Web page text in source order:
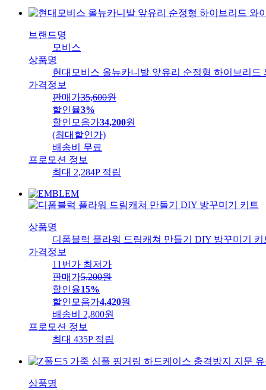
브랜드명
모비스
상품명
현대모비스 올뉴카니발 앞유리 순정형 하이브리드
가격정보
판매가35,600원
할인율3%
할인모음가34,200원
(최대할인가)
배송비
무료
프로모션 정보
최대 2,284P 적립
상품명
디폼블럭 플라워 드림캐쳐 만들기 DIY 방꾸미기 키
가격정보
11번가 최저가
판매가5,200원
할인율15%
할인모음가4,420원
배송비
2,800원
프로모션 정보
최대 435P 적립
상품명